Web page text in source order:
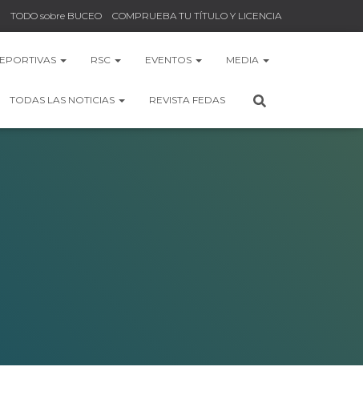
TODO sobre BUCEO COMPRUEBA TU TÍTULO Y LICENCIA
RSC EVENTOS MEDIA
TODAS LAS NOTICIAS REVISTA FEDAS